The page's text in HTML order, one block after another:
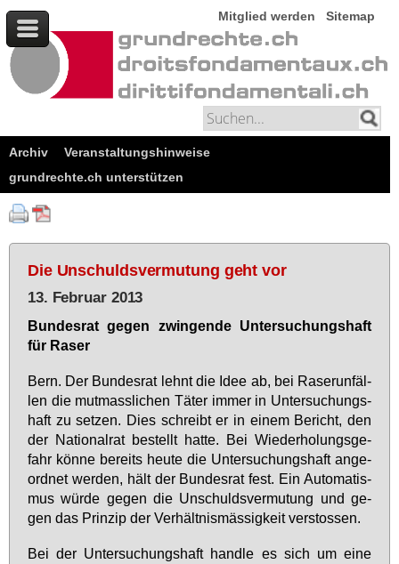
Mitglied werden Sitemap
Archiv
Veranstaltungshinweise
grundrechte.ch unterstützen
Die Unschuldsvermutung geht vor
13. Februar 2013
Bun­des­rat ge­gen zwin­gen­de Un­ter­su­chungs­haft
für Ra­ser
Bern. Der Bun­des­rat lehnt die Idee ab, bei Ra­ser­un­fäl­
len die mut­mass­li­chen Tä­ter im­mer in Un­ter­su­chungs­
haft zu set­zen. Dies schreibt er in ei­nem Be­richt, den
der Na­tio­nal­rat be­stellt hat­te. Bei Wie­der­ho­lungs­ge­
fahr kön­ne be­reits heu­te die Un­ter­su­chungs­haft an­ge­
ord­net wer­den, hält der Bun­des­rat fest. Ein Au­to­ma­tis­
mus wür­de ge­gen die Un­schulds­ver­mu­tung und ge­
gen das Prin­zip der Ver­hält­nis­mäs­sig­keit ver­stos­sen.
Bei der Un­ter­su­chungs­haft hand­le es sich um ei­ne